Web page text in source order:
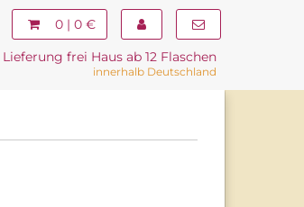
0 | 0 €
Lieferung frei Haus ab 12 Flaschen
innerhalb Deutschland